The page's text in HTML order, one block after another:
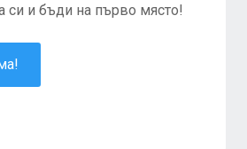
и бъди на първо място!